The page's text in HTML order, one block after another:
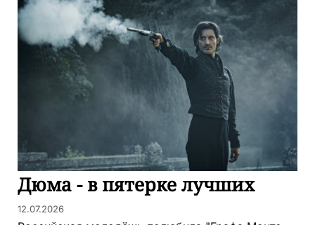
Дюма - в пятерке лучших
12.07.2026